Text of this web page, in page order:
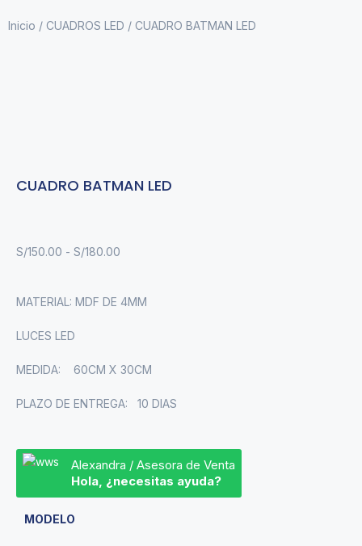
Inicio / CUADROS LED / CUADRO BATMAN LED
CUADRO BATMAN LED
S/150.00 - S/180.00
MATERIAL: MDF DE 4MM
LUCES LED
MEDIDA: 60CM X 30CM
PLAZO DE ENTREGA: 10 DIAS
Alexandra / Asesora de Venta
Hola, ¿necesitas ayuda?
MODELO